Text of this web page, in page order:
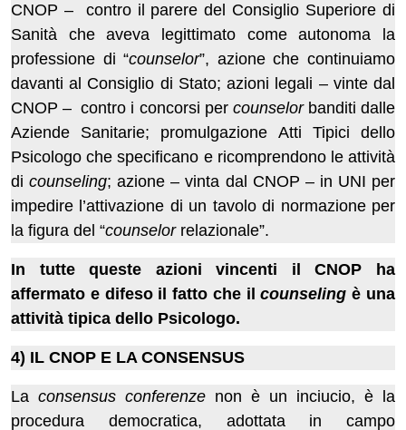
CNOP – contro il parere del Consiglio Superiore di
Sanità che aveva legittimato come autonoma la
professione di “counselor”, azione che continuiamo
davanti al Consiglio di Stato; azioni legali – vinte dal
CNOP – contro i concorsi per counselorbanditi dalle
Aziende Sanitarie; promulgazione Atti Tipici dello
Psicologo che specificano e ricomprendono le attività
dicounseling; azione – vinta dal CNOP – in UNI per
impedire l’attivazione di un tavolo di normazione per
la figura del “counselorrelazionale”.
In tutte queste azioni vincenti il CNOP ha
affermato e difeso il fatto che ilcounseling è una
attività tipica dello Psicologo.
4) IL CNOP E LA CONSENSUS
La consensus conferenze non è un inciucio, è la
procedura democratica, adottata in campo